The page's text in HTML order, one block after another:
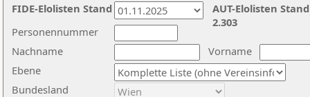
Nachname
Vorname
Ebene
Personennummer
Bundesland
AUT-Elolisten
2.303
FIDE-Elolisten Stand